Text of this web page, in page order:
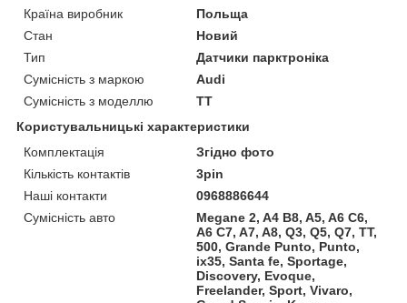
Країна виробник
Польща
Стан
Новий
Тип
Датчики парктроніка
Сумісність з маркою
Audi
Сумісність з моделлю
TT
Користувальницькі характеристики
Комплектація
Згідно фото
Кількість контактів
3pin
Наші контакти
0968886644
Сумісність авто
Megane 2, A4 B8, A5, A6 C6,
A6 C7, A7, A8, Q3, Q5, Q7, TT,
500, Grande Punto, Punto,
ix35, Santa fe, Sportage,
Discovery, Evoque,
Freelander, Sport, Vivaro,